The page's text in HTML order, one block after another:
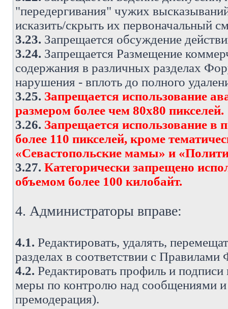
"передергивания" чужих
исказить/скрыть их первоначальный
3.23. Запрещается обсуждение
3.24. Запрещается Размещение
содержания в различных разделах
нарушения - вплоть до полного
3.25. Запрещается использование
размером более чем 80х80 пикселей.
3.26. Запрещается использование в
более 110 пикселей, кроме
«Севастопольские мамы» и
3.27. Категорически запрещено
объемом более 100 килобайт.
4. Администраторы вправе:
4.1. Редактировать, удалять,
разделах в соответствии с
4.2. Редактировать профиль и
меры по контролю над сообщениями
премодерация).